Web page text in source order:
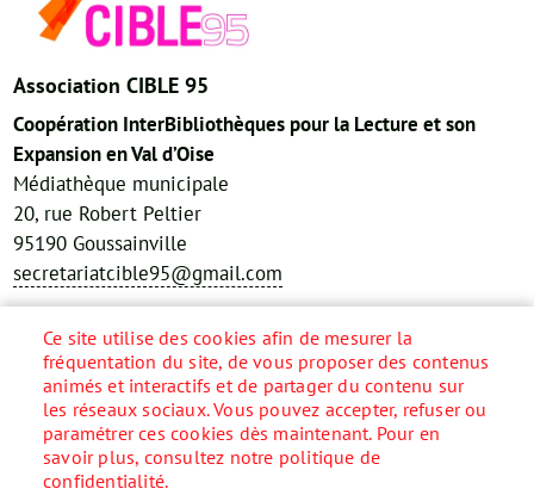
Association CIBLE 95
Coopération InterBibliothèques pour la Lecture et son
Expansion en Val d’Oise
Médiathèque municipale
20, rue Robert Peltier
95190 Goussainville
secretariatcible95@gmail.com
Réseaux sociaux
Menu
Pied
Accueil
Plan du site
Ce site utilise des cookies afin de mesurer la
fréquentation du site, de vous proposer des contenus
animés et interactifs et de partager du contenu sur
les réseaux sociaux. Vous pouvez accepter, refuser ou
paramétrer ces cookies dès maintenant. Pour en
savoir plus, consultez notre politique de
confidentialité.